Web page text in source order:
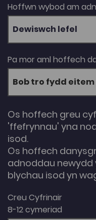
Hoffwn wybod am
Dewiswch lefel
Pa mor aml hoffech
Os hoffech greu
'ffefrynnau' yna
isod.
Os hoffech
adnoddau newydd
blychau isod yn
Creu Cyfrinair
8-12 cymeriad